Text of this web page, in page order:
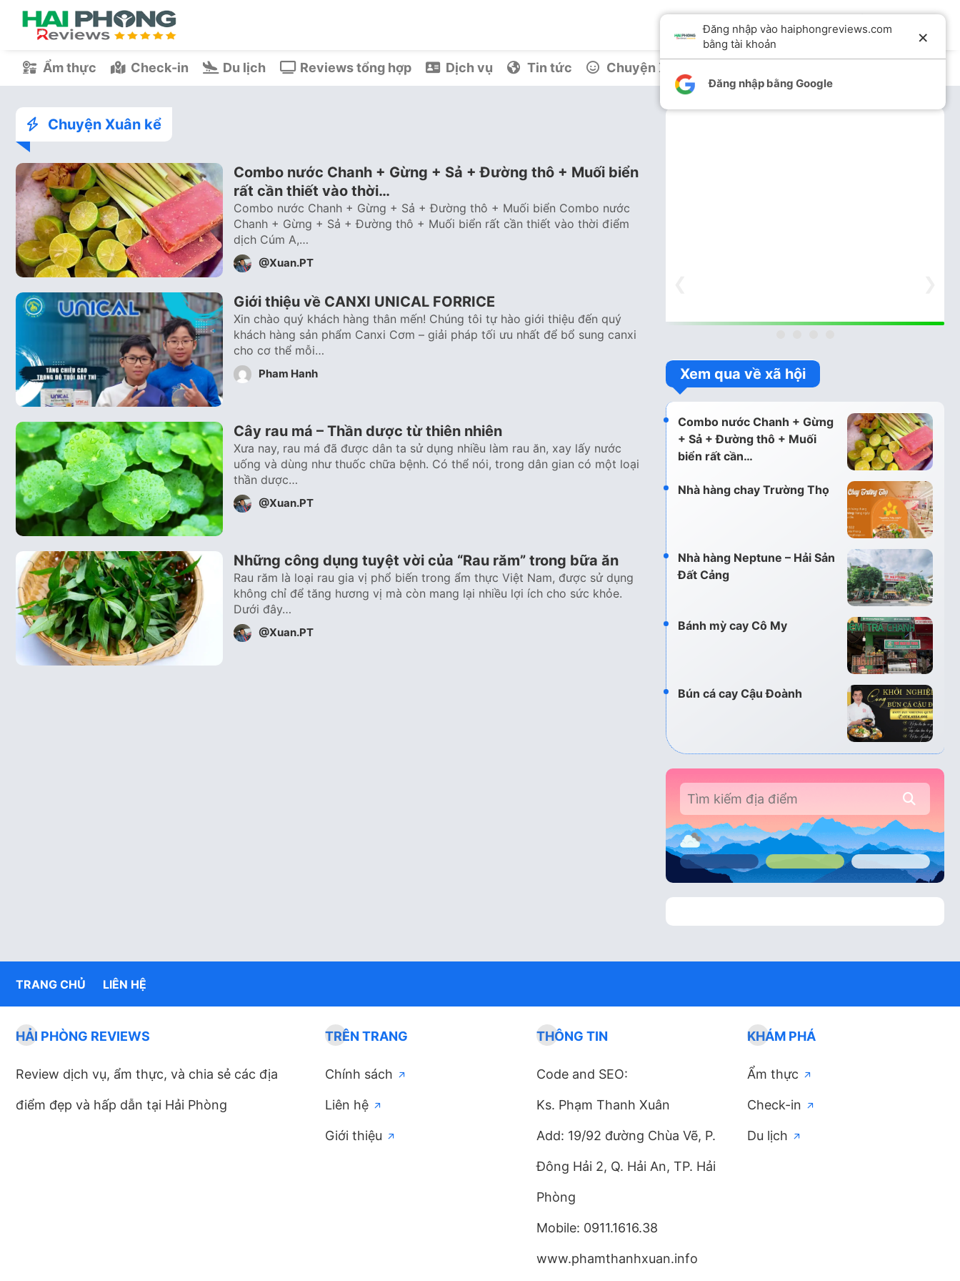
Ẩm thực Check-in Du lịch Reviews tổng hợp Dịch vụ Tin tức Chuyện Xuân kể
Chuyện Xuân kể
Combo nước Chanh + Gừng + Sả + Đường thô + Muối biển
rất cần thiết vào thời…
Combo nước Chanh + Gừng + Sả + Đường thô + Muối biển Combo nước
Chanh + Gừng + Sả + Đường thô + Muối biển rất cần thiết vào thời điểm
dịch Cúm A,…
@Xuan.PT
Giới thiệu về CANXI UNICAL FORRICE
Xin chào quý khách hàng thân mến! Chúng tôi tự hào giới thiệu đến quý
khách hàng sản phẩm Canxi Cơm – giải pháp tối ưu nhất để bổ sung canxi
cho cơ thể mỗi…
Pham Hanh
Cây rau má – Thần dược từ thiên nhiên
Xưa nay, rau má đã được dân ta sử dụng nhiều làm rau ăn, xay lấy nước
uống và dùng như thuốc chữa bệnh. Có thể nói, trong dân gian có một loại
thần dược…
@Xuan.PT
Những công dụng tuyệt vời của “Rau răm” trong bữa ăn
Rau răm là loại rau gia vị phổ biến trong ẩm thực Việt Nam, được sử dụng
không chỉ để tăng hương vị mà còn mang lại nhiều lợi ích cho sức khỏe.
Dưới đây…
@Xuan.PT
Xem qua về xã hội
Combo nước Chanh + Gừng
+ Sả + Đường thô + Muối
biển rất cần…
Nhà hàng chay Trường Thọ
Nhà hàng Neptune – Hải Sản
Đất Cảng
Bánh mỳ cay Cô My
Bún cá cay Cậu Đoành
TRANG CHỦ LIÊN HỆ
HẢI PHÒNG REVIEWS
Review dịch vụ, ẩm thực, và chia sẻ các địa
điểm đẹp và hấp dẫn tại Hải Phòng
TRÊN TRANG
Chính sách
Liên hệ
Giới thiệu
THÔNG TIN
Code and SEO:
Ks. Phạm Thanh Xuân
Add: 19/92 đường Chùa Vẽ, P.
Đông Hải 2, Q. Hải An, TP. Hải
Phòng
Mobile: 0911.1616.38
www.phamthanhxuan.info
KHÁM PHÁ
Ẩm thực
Check-in
Du lịch
Đăng nhập vào haiphongreviews.com
bằng tài khoản
×
Đăng nhập bằng Google